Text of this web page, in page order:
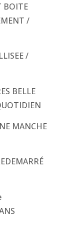
BOITE
/
/
BELLE
MANCHE